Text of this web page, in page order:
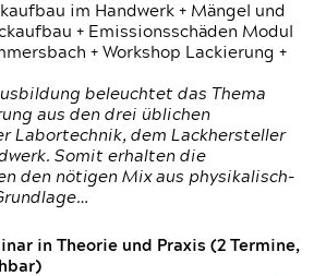
im Handwerk + Mängel und
+ Emissionsschäden Modul
+ Workshop Lackierung +
beleuchtet das Thema
aus den drei üblichen
Labortechnik, dem Lackhersteller
Somit erhalten die
den nötigen Mix aus physikalisch-
in Theorie und Praxis (2 Termine,